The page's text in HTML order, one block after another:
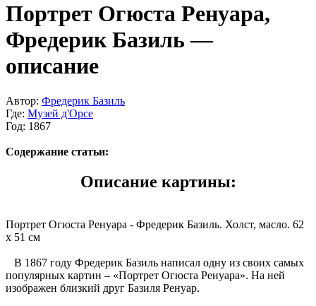
Портрет Огюста Ренуара,
Фредерик Базиль —
описание
Автор: Фредерик Базиль
Где: Музей д'Орсе
Год: 1867
Содержание статьи:
Описание картины:
Портрет Огюста Ренуара - Фредерик Базиль. Холст, масло. 62
x 51 см
В 1867 году Фредерик Базиль написал одну из своих самых
популярных картин – «Портрет Огюста Ренуара». На ней
изображен близкий друг Базиля Ренуар.